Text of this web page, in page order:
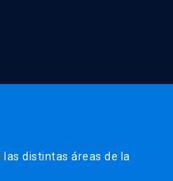
distintas áreas de la